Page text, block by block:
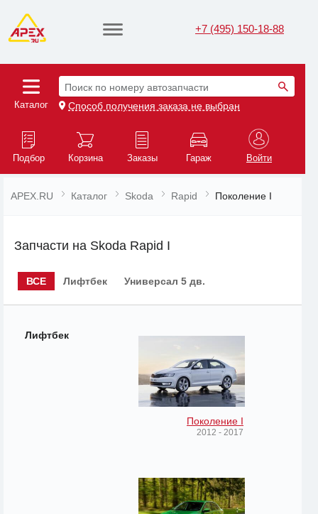
+7 (495) 150-18-88
Каталог
Поиск по номеру автозапчасти
Способ получения заказа не выбран
Подбор Корзина Заказы Гараж Войти
APEX.RU Каталог Skoda Rapid Поколение I
Запчасти на Skoda Rapid I
ВСЕ Лифтбек Универсал 5 дв.
Лифтбек
Поколение I
2012 - 2017